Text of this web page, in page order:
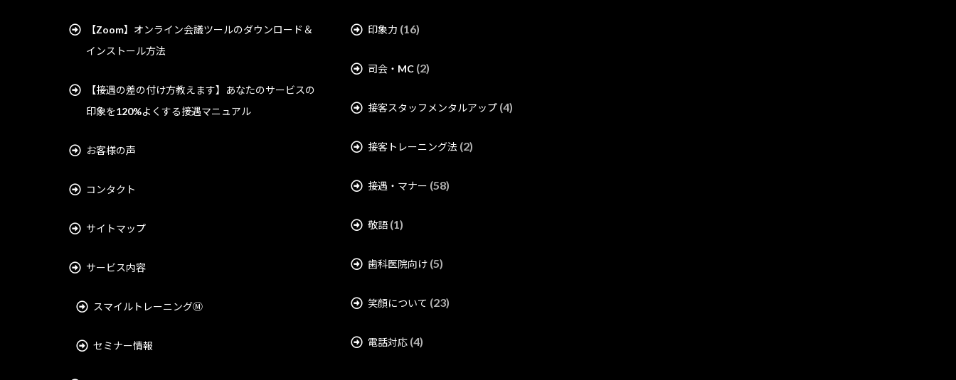
【Zoom】オンライン会議ツールのダウンロード＆
インストール方法
【接遇の差の付け方教えます】あなたのサービスの
印象を120%よくする接遇マニュアル
お客様の声
コンタクト
サイトマップ
サービス内容
スマイルトレーニングⓂ︎
セミナー情報
印象力 (16)
司会・MC (2)
接客スタッフメンタルアップ (4)
接客トレーニング法 (2)
接遇・マナー (58)
敬語(1)
歯科医院向け (5)
笑顔について (23)
電話対応 (4)